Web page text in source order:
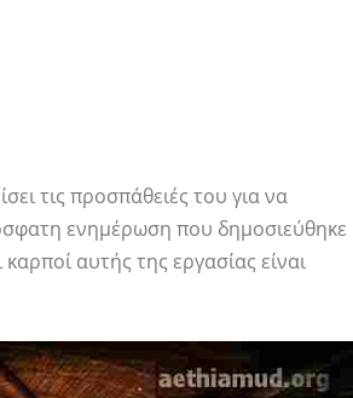
τις προσπάθειές του για να
ενημέρωση που δημοσιεύθηκε
αυτής της εργασίας είναι